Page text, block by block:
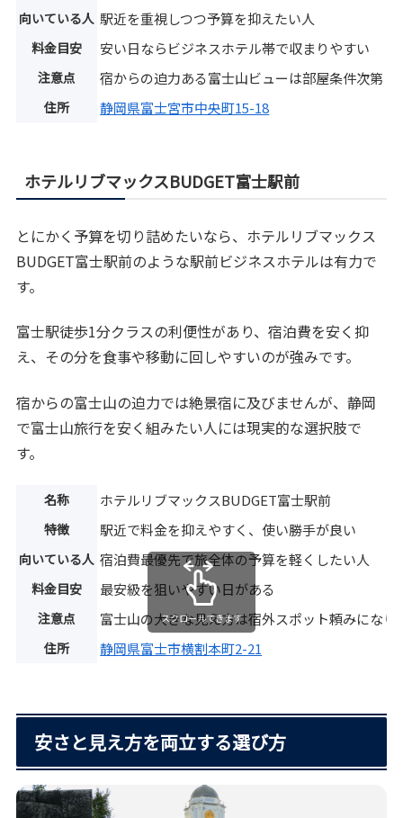
向いている人 駅近を重視しつつ予算を抑えたい人
料金目安 安い日ならビジネスホテル帯で収まりやすい
注意点 宿からの迫力ある富士山ビューは部屋条件次第
住所 静岡県富士宮市中央町15-18
ホテルリブマックスBUDGET富士駅前
とにかく予算を切り詰めたいなら、ホテルリブマックス
BUDGET富士駅前のような駅前ビジネスホテルは有力で
す。
富士駅徒歩1分クラスの利便性があり、宿泊費を安く抑
え、その分を食事や移動に回しやすいのが強みです。
宿からの富士山の迫力では絶景宿に及びませんが、静岡
で富士山旅行を安く組みたい人には現実的な選択肢で
す。
名称 ホテルリブマックスBUDGET富士駅前
特徴 駅近で料金を抑えやすく、使い勝手が良い
向いている人 宿泊費最優先で旅全体の予算を軽くしたい人
料金目安 最安級を狙いやすい日がある
注意点 富士山の大きな見え方は宿外スポット頼みになり
住所 静岡県富士市横割本町2-21
スクロールできます
安さと見え方を両立する選び方